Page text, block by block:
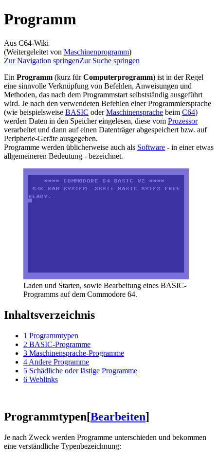
Programm
Aus C64-Wiki
(Weitergeleitet von Maschinenprogramm)
Zur Navigation springenZur Suche springen
Ein Programm (kurz fürComputerprogramm) ist in der Regel
eine sinnvolle Verknüpfung von Befehlen, Anweisungen und
Methoden, das nach dem Programmstart selbstständig ausgeführt
wird. Je nach den verwendeten Befehlen einer Programmiersprache
(wie beispielsweise BASIC oderMaschinensprache beim C64)
werden Daten in den Speicher eingelesen, diese vom Prozessor
verarbeitet und dann auf einen Datenträger abgespeichert bzw. auf
Peripherie-Geräte ausgegeben.
Programme werden üblicherweise auch als Software - in einer etwas
allgemeineren Bedeutung - bezeichnet.
Laden und Starten, sowie Bearbeitung eines BASIC-
Programms auf dem Commodore 64.
Inhaltsverzeichnis
1 Programmtypen
2 BASIC-Programme
3 Maschinensprache-Programme
4 Andere Programme
5 Schädliche oder lästige Programme
6 Weblinks
Programmtypen[Bearbeiten]
Je nach Zweck werden Programme unterschieden und bekommen
eine verständliche Typenbezeichnung: